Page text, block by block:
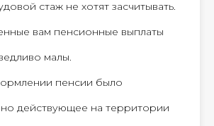
стаж не хотят засчитывать.
вам пенсионные выплаты
малы.
пенсии было
действующее на территории